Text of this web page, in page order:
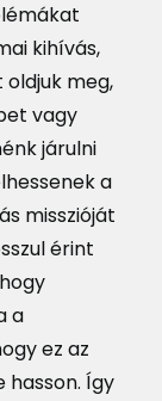
kihívás,
meg,
vagy
járulni
a
misszióját
érint
a
ez az
Így